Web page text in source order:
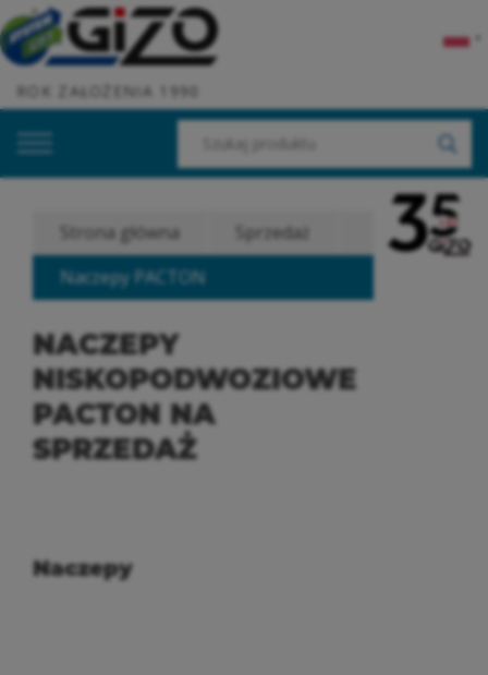
ROK ZAŁOŻENIA 1990
Strona główna
Sprzedaż
Naczepy PACTON
NACZEPY
NISKOPODWOZIOWE
PACTON NA
SPRZEDAŻ
Naczepy